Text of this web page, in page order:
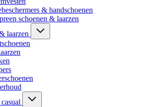
& handschoenen
schoenen & laarzen
laarzen